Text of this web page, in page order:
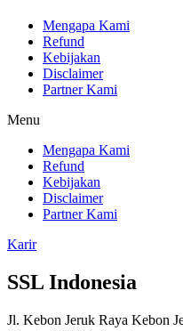
Mengapa Kami
Refund
Kebijakan
Disclaimer
Partner Kami
Menu
Mengapa Kami
Refund
Kebijakan
Disclaimer
Partner Kami
Karir
SSL Indonesia
Jl. Kebon Jeruk Raya Kebon